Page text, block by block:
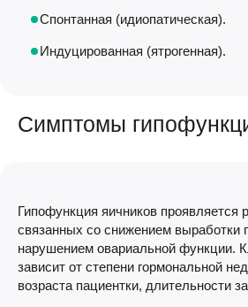
Спонтанная (идиопатическая).
Индуцированная (ятрогенная).
Симптомы
Гипофункция яичников проявляется
связанных со снижением выработки
нарушением овариальной функции.
зависит от степени гормональной
возраста пациентки, длительности